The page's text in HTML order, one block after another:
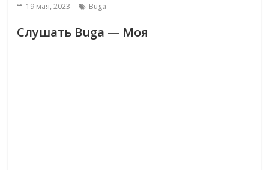
19 мая, 2023 Buga
Слушать Buga — Моя